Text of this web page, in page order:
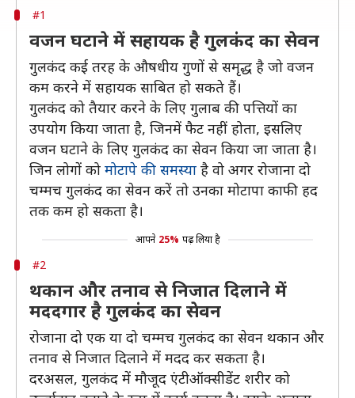
#1
वजन घटाने में सहायक है गुलकंद का सेवन
गुलकंद कई तरह के औषधीय गुणों से समृद्ध है जो वजन
कम करने में सहायक साबित हो सकते हैं।
गुलकंद को तैयार करने के लिए गुलाब की पत्तियों का
उपयोग किया जाता है, जिनमें फैट नहीं होता, इसलिए
वजन घटाने के लिए गुलकंद का सेवन किया जा जाता है।
जिन लोगों को मोटापे की समस्या है वो अगर रोजाना दो
चम्मच गुलकंद का सेवन करें तो उनका मोटापा काफी हद
तक कम हो सकता है।
आपने 25% पढ़ लिया है
#2
थकान और तनाव से निजात दिलाने में
मददगार है गुलकंद का सेवन
रोजाना दो एक या दो चम्मच गुलकंद का सेवन थकान और
तनाव से निजात दिलाने में मदद कर सकता है।
दरअसल, गुलकंद में मौजूद एंटीऑक्सीडेंट शरीर को